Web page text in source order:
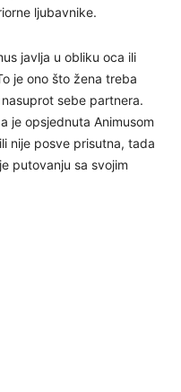
ljubavnike.
javlja u obliku oca ili
je ono što žena treba
sebe partnera.
je opsjednuta Animusom
nije posve prisutna, tada
putovanju sa svojim